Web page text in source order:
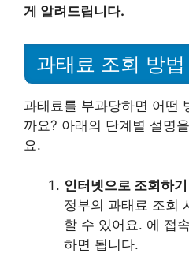
게 알려드립니다.
과태료 조회 방법
과태료를 부과당하면 어떤
까요? 아래의 단계별 설명
요.
인터넷으로 조회하기
정부의 과태료 조회
할 수 있어요. 에 접
하면 됩니다.